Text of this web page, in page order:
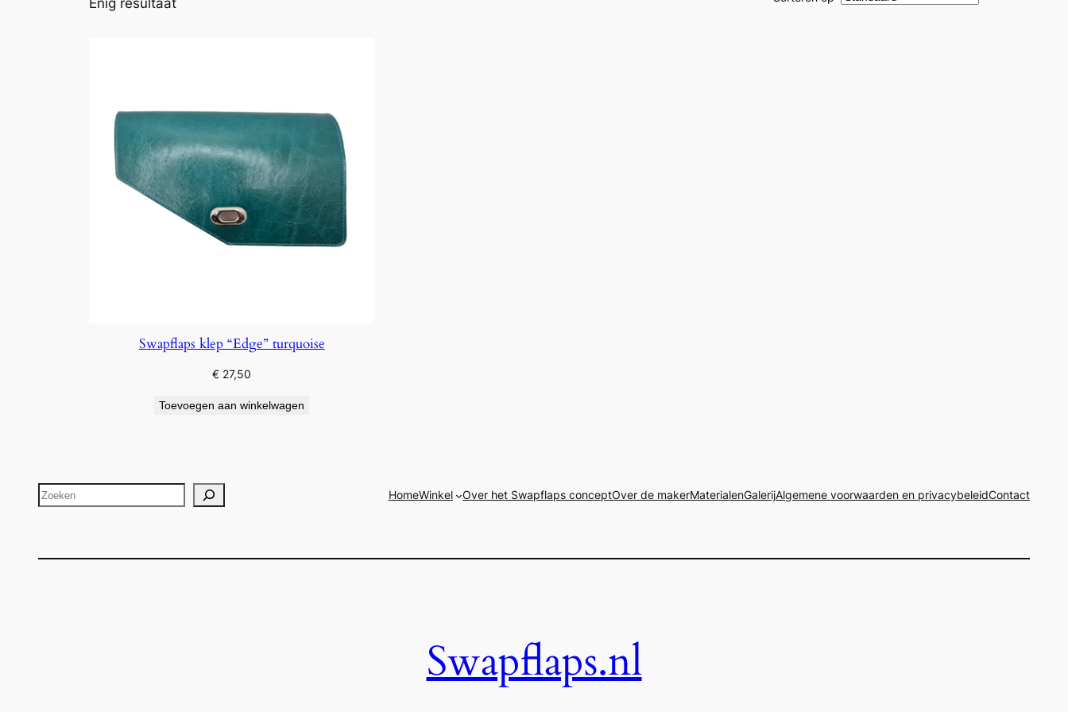
Swapflaps klep “Edge” turquoise
€ 27,50
Toevoegen aan winkelwagen
Zoeken HomeWinkel Over het Swapflaps conceptOver de makerMaterialenGalerijAlgemene voorwaarden en privacybeleidContact
Swapflaps.nl